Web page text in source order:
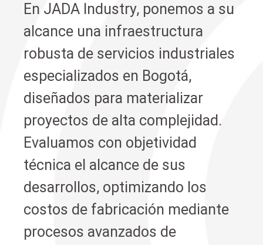
En JADA Industry, ponemos a su
alcance una infraestructura
robusta de servicios industriales
especializados en Bogotá,
diseñados para materializar
proyectos de alta complejidad.
Evaluamos con objetividad
técnica el alcance de sus
desarrollos, optimizando los
costos de fabricación mediante
procesos avanzados de